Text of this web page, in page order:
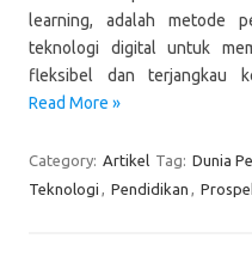
learning, adalah metode
teknologi digital untuk
fleksibel dan terjangkau
Read More »
Category: Artikel Tag: Dunia
Teknologi , Pendidikan ,